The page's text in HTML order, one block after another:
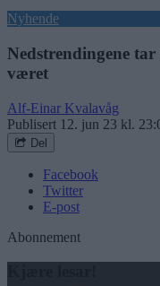
Nyhende
Nedstrendingene
været
Alf-Einar Kvalavåg
Publisert 12. jun 23 kl.
Del
Facebook
Twitter
E-post
Abonnement